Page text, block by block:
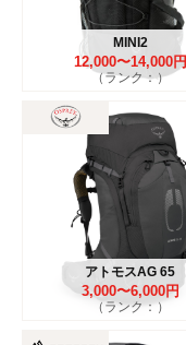
MINI2
12,000〜14,000円
（ランク：）
アトモスAG 65
3,000〜6,000円
（ランク：）